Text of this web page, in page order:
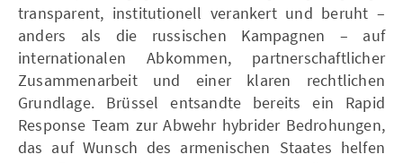
transparent, institutionell verankert und beruht –
anders als die russischen Kampagnen – auf
internationalen Abkommen, partnerschaftlicher
Zusammenarbeit und einer klaren rechtlichen
Grundlage. Brüssel entsandte bereits ein Rapid
Response Team zur Abwehr hybrider Bedrohungen,
das auf Wunsch des armenischen Staates helfen